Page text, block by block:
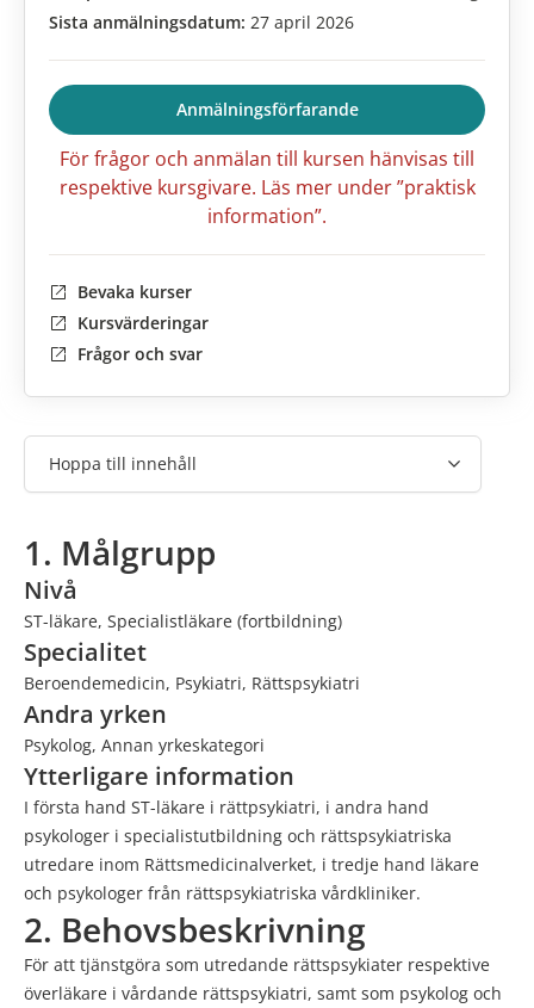
Sista anmälningsdatum: 27 april 2026
Anmälningsförfarande
För frågor och anmälan till kursen hänvisas till
respektive kursgivare. Läs mer under ”praktisk
information”.
Bevaka kurser
Kursvärderingar
Frågor och svar
Hoppa till innehåll
1. Målgrupp
Nivå
ST-läkare, Specialistläkare (fortbildning)
Specialitet
Beroendemedicin, Psykiatri, Rättspsykiatri
Andra yrken
Psykolog, Annan yrkeskategori
Ytterligare information
I första hand ST-läkare i rättpsykiatri, i andra hand
psykologer i specialistutbildning och rättspsykiatriska
utredare inom Rättsmedicinalverket, i tredje hand läkare
och psykologer från rättspsykiatriska vårdkliniker.
2. Behovsbeskrivning
För att tjänstgöra som utredande rättspsykiater respektive
överläkare i vårdande rättspsykiatri, samt som psykolog och